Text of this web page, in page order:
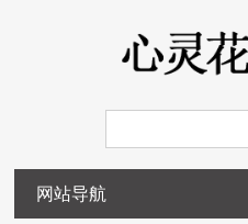
网站导航